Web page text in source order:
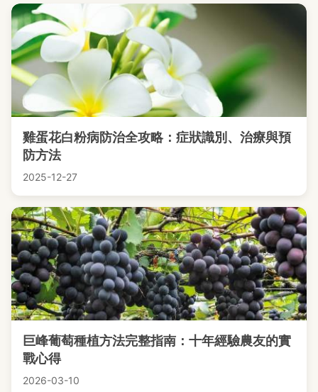
雞蛋花白粉病防治全攻略：症狀識別、治療與預
防方法
2025-12-27
巨峰葡萄種植方法完整指南：十年經驗農友的實
戰心得
2026-03-10